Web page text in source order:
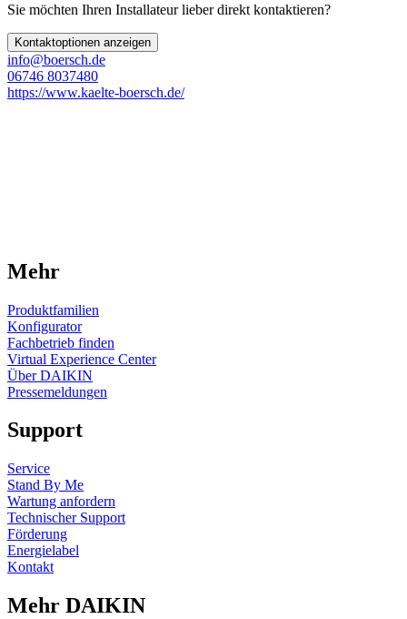
Sie möchten Ihren Installateur lieber direkt kontaktieren?
Kontaktoptionen anzeigen
info@boersch.de
06746 8037480
https://www.kaelte-boersch.de/
Mehr
Produktfamilien
Konfigurator
Fachbetrieb finden
Virtual Experience Center
Über DAIKIN
Pressemeldungen
Support
Service
Stand By Me
Wartung anfordern
Technischer Support
Förderung
Energielabel
Kontakt
Mehr DAIKIN